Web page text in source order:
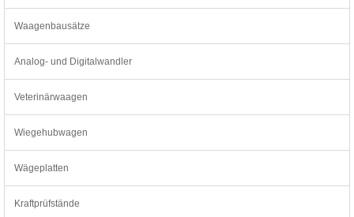
Waagenbausätze
Analog- und Digitalwandler
Veterinärwaagen
Wiegehubwagen
Wägeplatten
Kraftprüfstände